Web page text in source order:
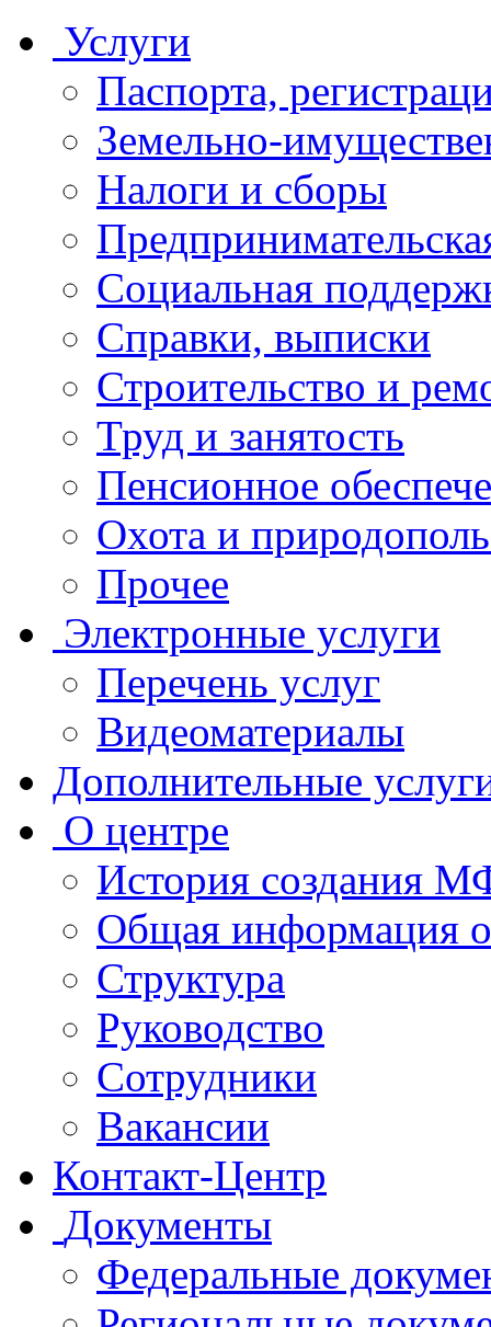
Услуги
Паспорта,
Земельно-
Налоги и сборы
Социальная
Справки, выписки
Строительство и
Труд и занятость
Пенсионное
Охота и
Прочее
Электронные услуги
Перечень услуг
Видеоматериалы
Дополнительные
О центре
История создания
Общая
Структура
Руководство
Сотрудники
Вакансии
Контакт-Центр
Документы
Федеральные